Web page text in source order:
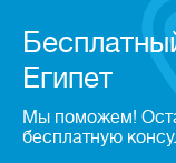
Египет
Мы поможем!
бесплатную